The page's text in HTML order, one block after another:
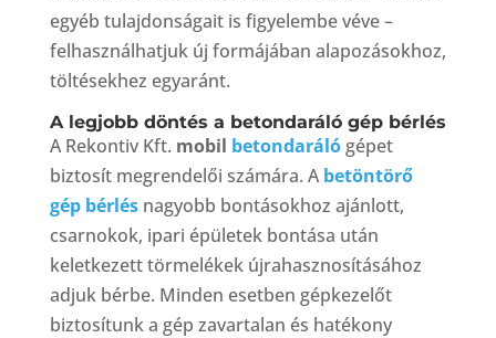
egyéb tulajdonságait is figyelembe véve –
felhasználhatjuk új formájában alapozásokhoz,
töltésekhez egyaránt.
A legjobb döntés a betondaráló gép bérlés
A Rekontiv Kft. mobil betondarálógépet
biztosít megrendelői számára. Abetöntörő
gép bérlésnagyobb bontásokhoz ajánlott,
csarnokok, ipari épületek bontása után
keletkezett törmelékek újrahasznosításához
adjuk bérbe. Minden esetben gépkezelőt
biztosítunk a gép zavartalan és hatékony